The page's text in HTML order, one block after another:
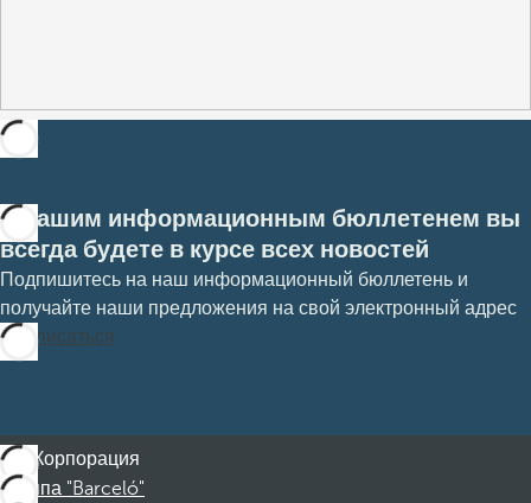
С нашим информационным бюллетенем вы
всегда будете в курсе всех новостей
Подпишитесь на наш информационный бюллетень и
получайте наши предложения на свой электронный адрес
Подписаться
Корпорация
Группа "Barceló"